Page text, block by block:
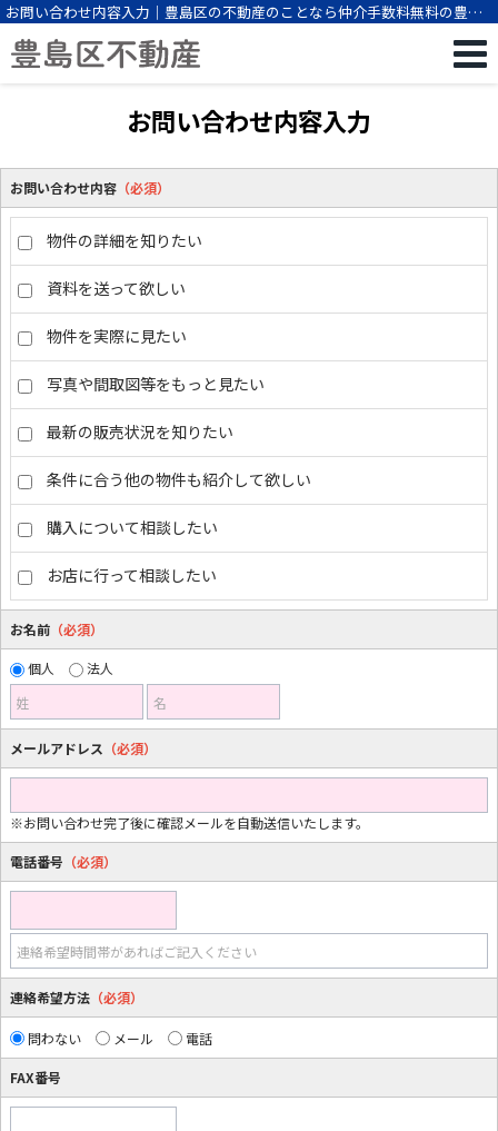
お問い合わせ内容入力｜豊島区の不動産のことなら仲介手数料無料の豊島
区不動産
お問い合わせ内容入力
お問い合わせ内容 （必須）
物件の詳細を知りたい
資料を送って欲しい
物件を実際に見たい
写真や間取図等をもっと見たい
最新の販売状況を知りたい
条件に合う他の物件も紹介して欲しい
購入について相談したい
お店に行って相談したい
お名前 （必須）
個人
法人
姓
名
メールアドレス （必須）
※お問い合わせ完了後に確認メールを自動送信いたします。
電話番号 （必須）
連絡希望時間帯があればご記入ください
連絡希望方法 （必須）
問わない メール 電話
FAX番号